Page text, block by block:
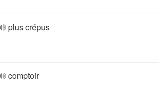
plus crépus
comptoir